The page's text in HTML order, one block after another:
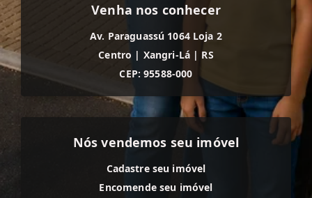
Venha nos conhecer
Av. Paraguassú 1064 Loja 2
Centro | Xangri-Lá | RS
CEP: 95588-000
Nós vendemos seu imóvel
Cadastre seu imóvel
Encomende seu imóvel